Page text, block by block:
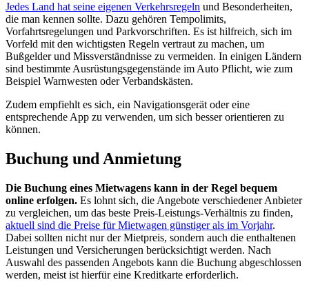
Jedes Land hat seine eigenen Verkehrsregeln und Besonderheiten,
die man kennen sollte. Dazu gehören Tempolimits,
Vorfahrtsregelungen und Parkvorschriften. Es ist hilfreich, sich im
Vorfeld mit den wichtigsten Regeln vertraut zu machen, um
Bußgelder und Missverständnisse zu vermeiden. In einigen Ländern
sind bestimmte Ausrüstungsgegenstände im Auto Pflicht, wie zum
Beispiel Warnwesten oder Verbandskästen.
Zudem empfiehlt es sich, ein Navigationsgerät oder eine
entsprechende App zu verwenden, um sich besser orientieren zu
können.
Buchung und Anmietung
Die Buchung eines Mietwagens kann in der Regel bequem
online erfolgen. Es lohnt sich, die Angebote verschiedener Anbieter
zu vergleichen, um das beste Preis-Leistungs-Verhältnis zu finden,
aktuell sind die Preise für Mietwagen günstiger als im Vorjahr.
Dabei sollten nicht nur der Mietpreis, sondern auch die enthaltenen
Leistungen und Versicherungen berücksichtigt werden. Nach
Auswahl des passenden Angebots kann die Buchung abgeschlossen
werden, meist ist hierfür eine Kreditkarte erforderlich.